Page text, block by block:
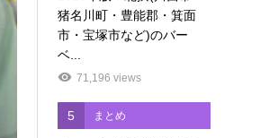
猪名川町・豊能郡・箕面
市・宝塚市など)のバー
ベ...
71,196 views
5 まとめ